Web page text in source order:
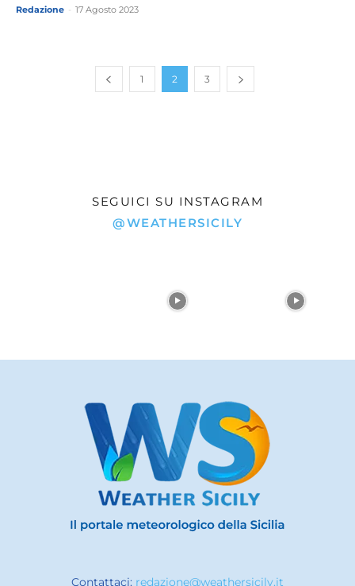
Redazione 17 Agosto 2023
1 2 3
SEGUICI SU INSTAGRAM
@WEATHERSICILY
Contattaci: redazione@weathersicily.it